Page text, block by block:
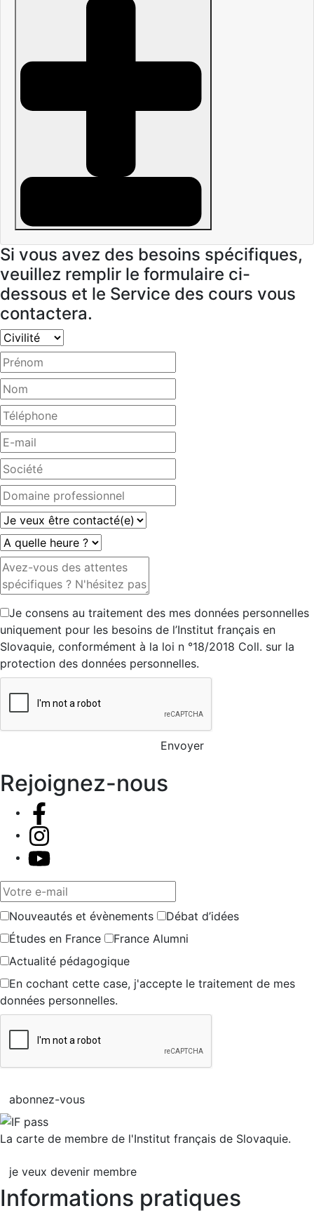
Si vous avez des besoins spécifiques,
veuillez remplir le formulaire ci-
dessous et le Service des cours vous
contactera.
Je consens au traitement des mes données personnelles
uniquement pour les besoins de l’Institut français en
Slovaquie, conformément à la loi n °18/2018 Coll. sur la
protection des données personnelles.
Envoyer
Rejoignez-nous
Votre e-mail
Nouveautés et évènements
Débat d’idées
Études en France
France Alumni
Actualité pédagogique
En cochant cette case, j'accepte le traitement de mes
données personnelles.
abonnez-vous
La carte de membre de l'Institut français de Slovaquie.
je veux devenir membre
Informations pratiques